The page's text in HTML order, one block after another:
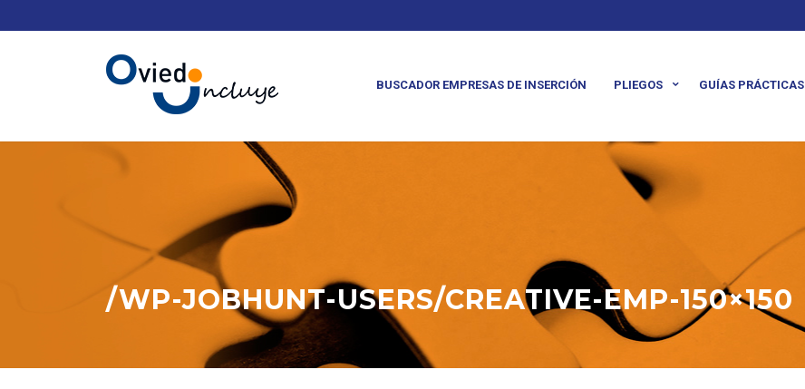
BUSCADOR EMPRESAS DE INSERCIÓN PLIEGOS GUÍAS PRÁCTICAS
/WP-JOBHUNT-USERS/CREATIVE-EMP-150×150